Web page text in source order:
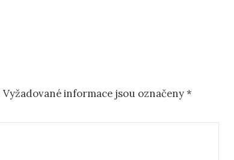
Vyžadované informace jsou označeny*